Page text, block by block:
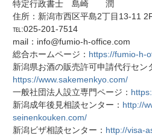
特定行政書士 島崎 潤
住所：新潟市西区平島2丁目13-11
℡:025-201-7514
mail：info@fumio-h-office.com
総合ホームページ： https://fumio-h-
新潟県お酒の販売許可申請代行セン
https://www.sakemenkyo.com/
一般社団法人設立専門ページ：
新潟成年後見相談センター： http://
seinenkouken.com/
新潟ビザ相談センター： http://visa-